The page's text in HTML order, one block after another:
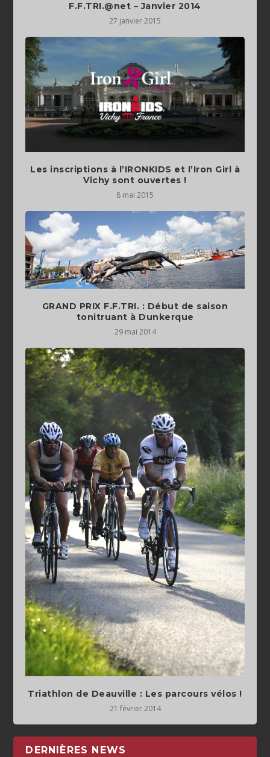
27 janvier 2015
Les inscriptions à l’IRONKIDS et l’Iron Girl à
8 mai 2015
GRAND PRIX F.F.TRI. : Début de saison
tonitruant à Dunkerque
29 mai 2014
21 février 2014
DERNIÈRES NEWS